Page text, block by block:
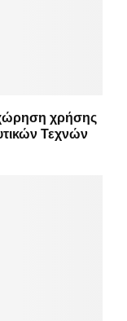
χρήσης
Τεχνών